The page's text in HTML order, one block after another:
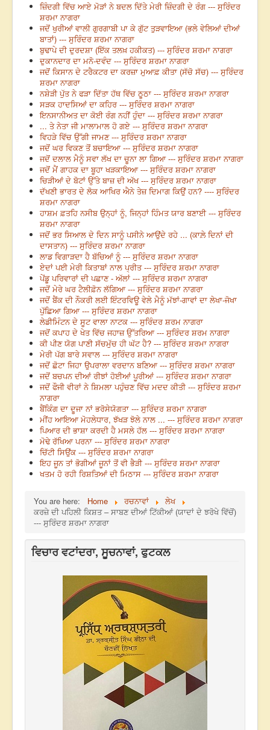
ਜ਼ਿੰਦਗੀ ਵਿੱਚ ਆਏ ਮੋੜਾਂ ਨੇ ਬਦਲ ਦਿੱਤੇ ਮੇਰੀ ਜ਼ਿੰਦਗੀ ਦੇ ਰੰਗ --- ਸੁਰਿੰਦਰ
ਸ਼ਰਮਾ ਨਾਗਰਾ
ਜਦੋਂ ਖੁਰੀਆਂ ਵਾਲੀ ਗੁਰਗਾਬੀ ਪਾ ਕੇ ਗੁੱਟ ਤੁੜਵਾਇਆ (ਭਲੇ ਵੇਲਿਆਂ ਦੀਆਂ
ਬਾਤਾਂ) --- ਸੁਰਿੰਦਰ ਸ਼ਰਮਾ ਨਾਗਰਾ
ਬੁਢਾਪੇ ਦੀ ਦੁਰਦਸ਼ਾ (ਇੱਕ ਤਲਖ਼ ਹਕੀਕਤ) --- ਸੁਰਿੰਦਰ ਸ਼ਰਮਾ ਨਾਗਰਾ
ਦੁਕਾਨਦਾਰ ਦਾ ਮਨੋ-ਦਵੰਦ --- ਸੁਰਿੰਦਰ ਸ਼ਰਮਾ ਨਾਗਰਾ
ਜਦੋਂ ਕਿਸਾਨ ਦੇ ਟਰੈਕਟਰ ਦਾ ਕਰਜ਼ਾ ਮੁਆਫ਼ ਕੀਤਾ (ਸੱਚੋ ਸੱਚ) --- ਸੁਰਿੰਦਰ
ਸ਼ਰਮਾ ਨਾਗਰਾ
ਨਸ਼ੇੜੀ ਪੁੱਤ ਨੇ ਫੜਾ ਦਿੱਤਾ ਹੱਥ ਵਿੱਚ ਠੂਠਾ --- ਸੁਰਿੰਦਰ ਸ਼ਰਮਾ ਨਾਗਰਾ
ਸੜਕ ਹਾਦਸਿਆਂ ਦਾ ਕਹਿਰ --- ਸੁਰਿੰਦਰ ਸ਼ਰਮਾ ਨਾਗਰਾ
ਇਨਸਾਨੀਅਤ ਦਾ ਕੋਈ ਰੰਗ ਨਹੀਂ ਹੁੰਦਾ --- ਸੁਰਿੰਦਰ ਸ਼ਰਮਾ ਨਾਗਰਾ
... ਤੇ ਨੇਤਾ ਜੀ ਮਾਲਾਮਾਲ ਹੋ ਗਏ --- ਸੁਰਿੰਦਰ ਸ਼ਰਮਾ ਨਾਗਰਾ
ਵਿਹੜੇ ਵਿੱਚ ਉੱਗੀ ਜਾਮਣ --- ਸੁਰਿੰਦਰ ਸ਼ਰਮਾ ਨਾਗਰਾ
ਜਦੋਂ ਘਰ ਵਿਕਣ ਤੋਂ ਬਚਾਇਆ --- ਸੁਰਿੰਦਰ ਸ਼ਰਮਾ ਨਾਗਰਾ
ਜਦੋਂ ਦਲਾਲ ਮੈਨੂੰ ਸਵਾ ਲੱਖ ਦਾ ਚੂਨਾ ਲਾ ਗਿਆ --- ਸੁਰਿੰਦਰ ਸ਼ਰਮਾ ਨਾਗਰਾ
ਜਦੋਂ ਮੈਂ ਗਾਹਕ ਦਾ ਬੂਹਾ ਖੜਕਾਇਆ --- ਸੁਰਿੰਦਰ ਸ਼ਰਮਾ ਨਾਗਰਾ
ਚਿੜੀਆਂ ਦੇ ਬੋਟਾਂ ਉੱਤੇ ਬਾਜ਼ ਦੀ ਅੱਖ --- ਸੁਰਿੰਦਰ ਸ਼ਰਮਾ ਨਾਗਰਾ
ਦੱਖਣੀ ਭਾਰਤ ਦੇ ਲੋਕ ਆਖਿਰ ਐਨੇ ਤੇਜ਼ ਦਿਮਾਗ ਕਿਉਂ ਹਨ? ---- ਸੁਰਿੰਦਰ
ਸ਼ਰਮਾ ਨਾਗਰਾ
ਹਾਸ਼ਮ ਫ਼ਤਹਿ ਨਸੀਬ ਉਨ੍ਹਾਂ ਨੂੰ, ਜਿਨ੍ਹਾਂ ਹਿੰਮਤ ਯਾਰ ਬਣਾਈ --- ਸੁਰਿੰਦਰ
ਸ਼ਰਮਾ ਨਾਗਰਾ
ਜਦੋਂ ਭਰ ਸਿਆਲ ਦੇ ਦਿਨ ਸਾਨੂੰ ਪਸੀਨੇ ਆਉਂਦੇ ਰਹੇ ... (ਕਾਲ਼ੇ ਦਿਨਾਂ ਦੀ
ਦਾਸਤਾਨ) --- ਸੁਰਿੰਦਰ ਸ਼ਰਮਾ ਨਾਗਰਾ
ਲਾਡ ਵਿਗਾੜਦਾ ਹੈ ਬੱਚਿਆਂ ਨੂੰ --- ਸੁਰਿੰਦਰ ਸ਼ਰਮਾ ਨਾਗਰਾ
ਏਦਾਂ ਪਈ ਮੇਰੀ ਕਿਤਾਬਾਂ ਨਾਲ ਪ੍ਰੀਤ --- ਸੁਰਿੰਦਰ ਸ਼ਰਮਾ ਨਾਗਰਾ
ਪੇਂਡੂ ਪਰਿਵਾਰਾਂ ਦੀ ਪਛਾਣ - ਅੱਲਾਂ --- ਸੁਰਿੰਦਰ ਸ਼ਰਮਾ ਨਾਗਰਾ
ਜਦੋਂ ਮੇਰੇ ਘਰ ਟੈਲੀਫ਼ੋਨ ਲੱਗਿਆ --- ਸੁਰਿੰਦਰ ਸ਼ਰਮਾ ਨਾਗਰਾ
ਜਦੋਂ ਬੈਂਕ ਦੀ ਨੌਕਰੀ ਲਈ ਇੰਟਰਵਿਊ ਵੇਲੇ ਮੈਨੂੰ ਮੱਝਾਂ-ਗਾਵਾਂ ਦਾ ਲੇਖਾ-ਜੋਖਾ
ਪੁੱਛਿਆ ਗਿਆ --- ਸੁਰਿੰਦਰ ਸ਼ਰਮਾ ਨਾਗਰਾ
ਲੇਡੀਮਿੰਟਨ ਦੇ ਸੂਟ ਵਾਲਾ ਨਾਟਕ --- ਸੁਰਿੰਦਰ ਸ਼ਰਮ ਨਾਗਰਾ
ਜਦੋਂ ਕਪਾਹ ਦੇ ਖੇਤ ਵਿੱਚ ਜਹਾਜ਼ ਉੱਤਰਿਆ --- ਸੁਰਿੰਦਰ ਸ਼ਰਮ ਨਾਗਰਾ
ਕੀ ਪੀਣ ਯੋਗ ਪਾਣੀ ਸੱਚਮੁੱਚ ਹੀ ਘੱਟ ਹੈ? --- ਸੁਰਿੰਦਰ ਸ਼ਰਮਾ ਨਾਗਰਾ
ਮੇਰੀ ਪੱਗ ਬਾਰੇ ਸਵਾਲ --- ਸੁਰਿੰਦਰ ਸ਼ਰਮਾ ਨਾਗਰਾ
ਜਦੋਂ ਛੋਟਾ ਜਿਹਾ ਉਪਰਾਲਾ ਵਰਦਾਨ ਬਣਿਆ --- ਸੁਰਿੰਦਰ ਸ਼ਰਮਾ ਨਾਗਰਾ
ਜਦੋਂ ਬਚਪਨ ਦੀਆਂ ਰੀਝਾਂ ਹੋਈਆਂ ਪੂਰੀਆਂ --- ਸੁਰਿੰਦਰ ਸ਼ਰਮਾ ਨਾਗਰਾ
ਜਦੋਂ ਫੌਜੀ ਵੀਰਾਂ ਨੇ ਸ਼ਿਮਲਾ ਪਹੁੰਚਣ ਵਿੱਚ ਮਦਦ ਕੀਤੀ --- ਸੁਰਿੰਦਰ ਸ਼ਰਮਾ
ਨਾਗਰਾ
ਬੈਂਕਿੰਗ ਦਾ ਦੂਜਾ ਨਾਂ ਭਰੋਸੇਯੋਗਤਾ --- ਸੁਰਿੰਦਰ ਸ਼ਰਮਾ ਨਾਗਰਾ
ਮੀਂਹ ਆਇਆ ਮੋਹਲੇਧਾਰ, ਝੱਖੜ ਝੋਲੇ ਨਾਲ ... --- ਸੁਰਿੰਦਰ ਸ਼ਰਮਾ ਨਾਗਰਾ
ਪਿਆਰ ਦੀ ਭਾਸ਼ਾ ਕਰਦੀ ਹੈ ਮਸਲੇ ਹੱਲ --- ਸੁਰਿੰਦਰ ਸ਼ਰਮਾ ਨਾਗਰਾ
ਮੋਢੇ ਰੱਖਿਆ ਪਰਨਾ --- ਸੁਰਿੰਦਰ ਸ਼ਰਮਾ ਨਾਗਰਾ
ਚਿੱਟੀ ਸਿਉਂਕ --- ਸੁਰਿੰਦਰ ਸ਼ਰਮਾ ਨਾਗਰਾ
ਇਹ ਜੂਨ ਤਾਂ ਭੋਗੀਆਂ ਜੂਨਾਂ ਤੋਂ ਵੀ ਭੈੜੀ --- ਸੁਰਿੰਦਰ ਸ਼ਰਮਾ ਨਾਗਰਾ
ਖਤਮ ਹੋ ਰਹੀ ਰਿਸ਼ਤਿਆਂ ਦੀ ਮਿਠਾਸ --- ਸੁਰਿੰਦਰ ਸ਼ਰਮਾ ਨਾਗਰਾ
You are here: Home ਰਚਨਾਵਾਂ
ਲੇਖ
ਕਰਜ਼ੇ ਦੀ ਪਹਿਲੀ ਕਿਸ਼ਤ – ਸਾਬਣ ਦੀਆਂ ਟਿੱਕੀਆਂ (ਯਾਦਾਂ ਦੇ ਝਰੋਖੇ ਵਿੱਚੋਂ)
--- ਸੁਰਿੰਦਰ ਸ਼ਰਮਾ ਨਾਗਰਾ
ਵਿਚਾਰ ਵਟਾਂਦਰਾ, ਸੂਚਨਾਵਾਂ, ਫੁਟਕਲ